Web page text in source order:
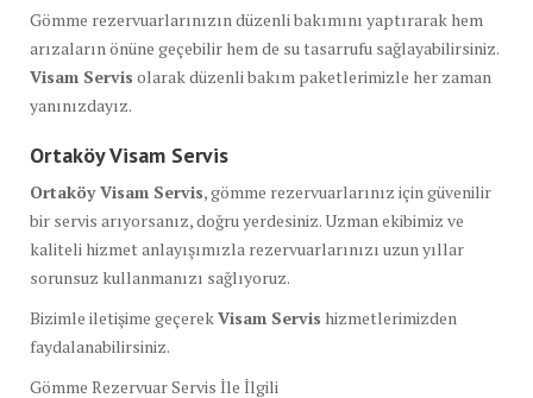
Gömme rezervuarlarınızın düzenli bakımını yaptırarak hem
arızaların önüne geçebilir hem de su tasarrufu sağlayabilirsiniz.
Visam Servis olarak düzenli bakım paketlerimizle her zaman
yanınızdayız.
Ortaköy Visam Servis
Ortaköy Visam Servis, gömme rezervuarlarınız için güvenilir
bir servis arıyorsanız, doğru yerdesiniz. Uzman ekibimiz ve
kaliteli hizmet anlayışımızla rezervuarlarınızı uzun yıllar
sorunsuz kullanmanızı sağlıyoruz.
Bizimle iletişime geçerekVisam Servis hizmetlerimizden
faydalanabilirsiniz.
Gömme Rezervuar Servis İle İlgili